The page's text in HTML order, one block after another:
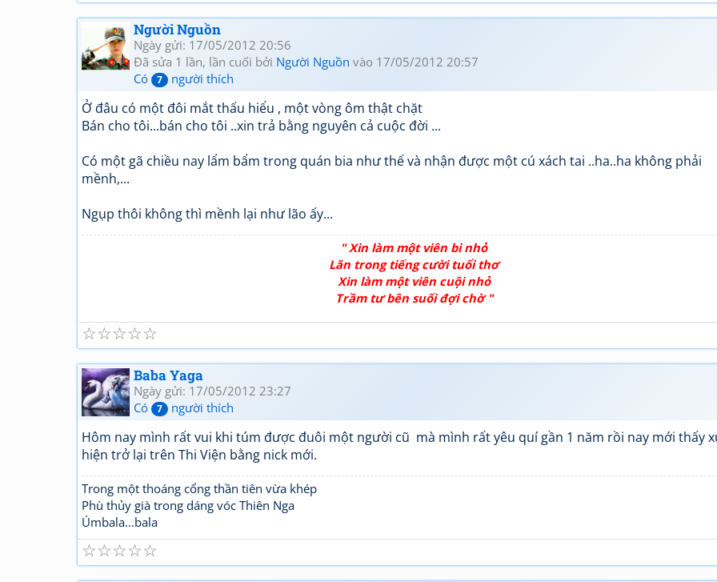
Người Nguồn
Ngày gửi: 17/05/2012 20:56
Đã sửa 1 lần, lần cuối bởi Người Nguồn vào 17/05/2012 20:57
Có
7 người thích
Ở đâu có một đôi mắt thấu hiểu , một vòng ôm thật chặt
Bán cho tôi...bán cho tôi ..xin trả bằng nguyên cả cuộc đời ...
Có một gã chiều nay lẩm bẩm trong quán bia như thế và nhận được một cú xách tai ..ha..ha không phải
mềnh,...
Ngụp thôi không thì mềnh lại như lão ấy...
" Xin làm một viên bi nhỏ
Lăn trong tiếng cười tuổi thơ
Xin làm một viên cuội nhỏ
Trầm tư bên suối đợi chờ "
☆
☆
☆
☆
☆
Baba Yaga
Ngày gửi: 17/05/2012 23:27
Có
7 người thích
Hôm nay mình rất vui khi túm được đuôi một người cũ mà mình rất yêu quí gần 1 năm rồi nay mới thấy
hiện trở lại trên Thi Viện bằng nick mới.
Trong một thoáng cổng thần tiên vừa khép
Phù thủy già trong dáng vóc Thiên Nga
Úmbala...bala
☆
☆
☆
☆
☆